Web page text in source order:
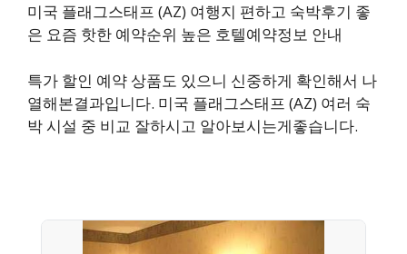
미국 플래그스태프 (AZ) 여행지 편하고 숙박후기 좋
은 요즘 핫한 예약순위 높은 호텔예약정보 안내
특가 할인 예약 상품도 있으니 신중하게 확인해서 나
열해본결과입니다. 미국 플래그스태프 (AZ) 여러 숙
박 시설 중 비교 잘하시고 알아보시는게좋습니다.